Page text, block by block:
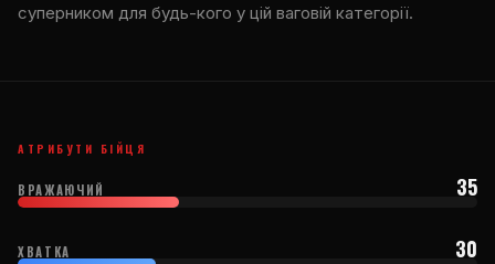
суперником для будь-кого у цій ваговій категорії.
АТРИБУТИ БІЙЦЯ
ВРАЖАЮЧИЙ 35
ХВАТКА 30